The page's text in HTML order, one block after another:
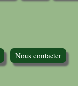
Nous contacter